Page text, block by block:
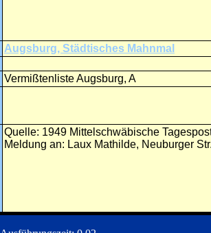
Augsburg, Städtisches Mahnmal
Vermißtenliste Augsburg, A
Quelle: 1949 Mittelschwäbische
Meldung an: Laux Mathilde, Neuburger